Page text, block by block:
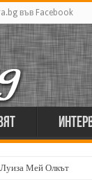
във Facebook
големия поет